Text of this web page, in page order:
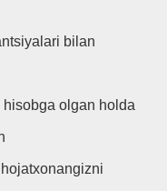
bilan
olgan holda